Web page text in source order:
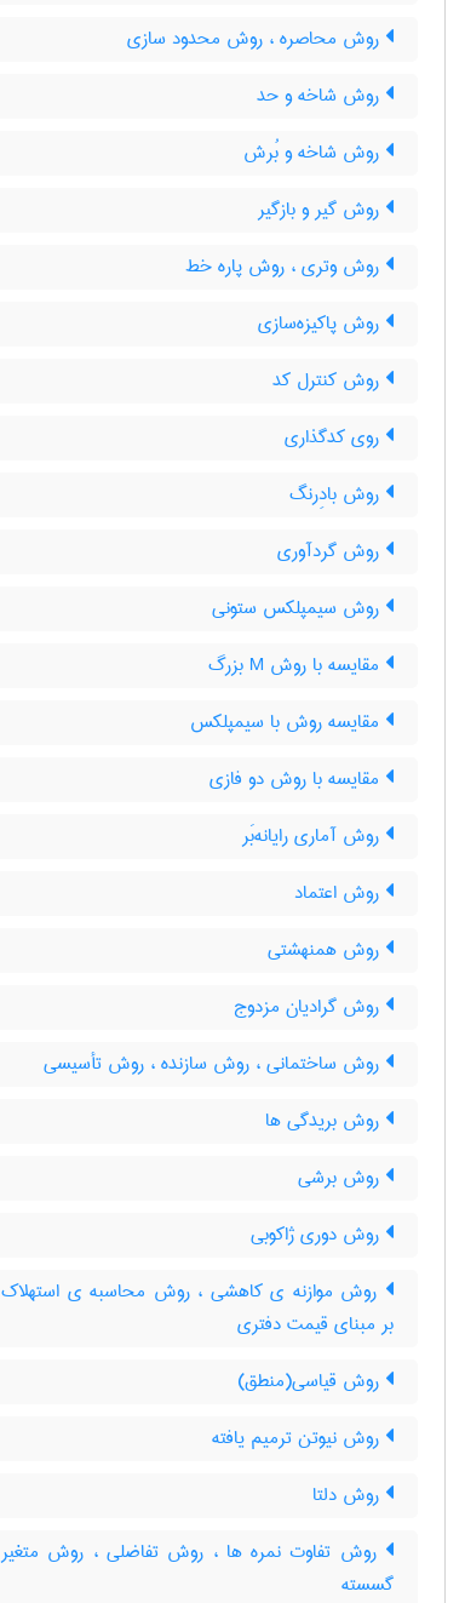
روش محاصره ، روش محدود سازی
روش شاخه و حد
روش شاخه و بُرش
روش گیر و بازگیر
روش وتری ، روش پاره خط
روش پاکیزه‌سازی
روش کنترل کد
روی کدگذاری
روش بادِرنگ
روش گردآوری
روش سیمپلکس ستونی
مقایسه با روش M بزرگ
مقایسه روش با سیمپلکس
مقایسه با روش دو فازی
روش آماری رایانه‌بَر
روش اعتماد
روش همنهشتی
روش گرادیان مزدوج
روش ساختمانی ، روش سازنده ، روش تأسیسی
روش بریدگی ها
روش برشی
روش دوری ژاکوبی
روش موازنه ی کاهشی ، روش محاسبه ی استهلاک
بر مبنای قیمت دفتری
روش قیاسی(منطق)
روش نیوتن ترمیم یافته
روش دلتا
روش تفاوت نمره ها ، روش تفاضلی ، روش متغیر
گسسته